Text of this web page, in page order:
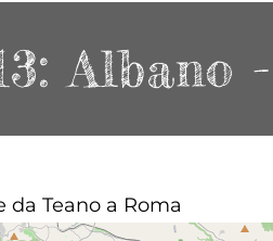
Albano
da Teano a Roma